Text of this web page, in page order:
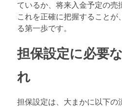
ているか、将来入金予定の
これを正確に把握することが
る第一歩です。
担保設定に必要
れ
担保設定は、大まかに以下の